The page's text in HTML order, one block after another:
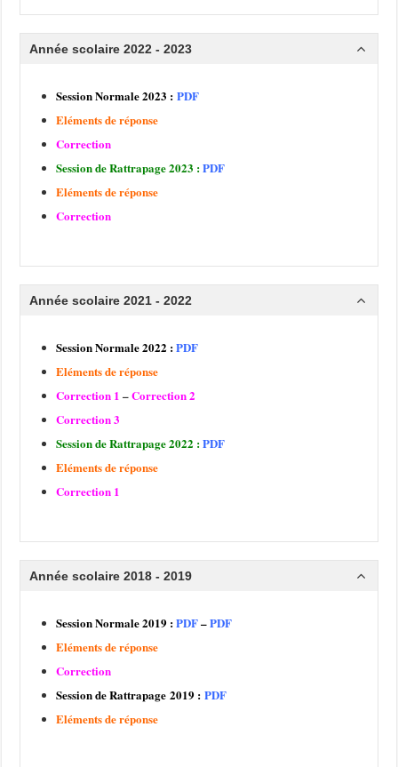
Année scolaire 2022 - 2023
Session Normale 2023 : PDF
Eléments de réponse
Correction
Session de Rattrapage 2023 :PDF
Eléments de réponse
Correction
Année scolaire 2021 - 2022
Session Normale 2022 :PDF
Eléments de réponse
Correction 1 –Correction 2
Correction 3
Session de Rattrapage 2022 :PDF
Eléments de réponse
Correction 1
Année scolaire 2018 - 2019
Session Normale 2019 :PDF–PDF
Eléments de réponse
Correction
Session de Rattrapage 2019 : PDF
Eléments de réponse